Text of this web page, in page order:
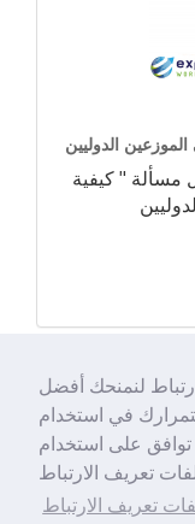
لنمنحك أفضل
في استخدام
على استخدام
تعريف الارتباط
" كيفية